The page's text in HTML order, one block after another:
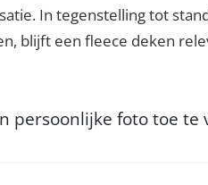
In tegenstelling tot
blijft een fleece deken
persoonlijke foto toe te